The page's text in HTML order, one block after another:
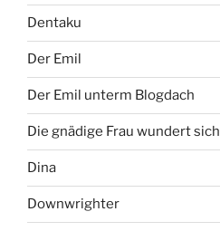
Dentaku
Der Emil
Der Emil unterm Blogdach
Die gnädige Frau wundert sich
Dina
Downwrighter